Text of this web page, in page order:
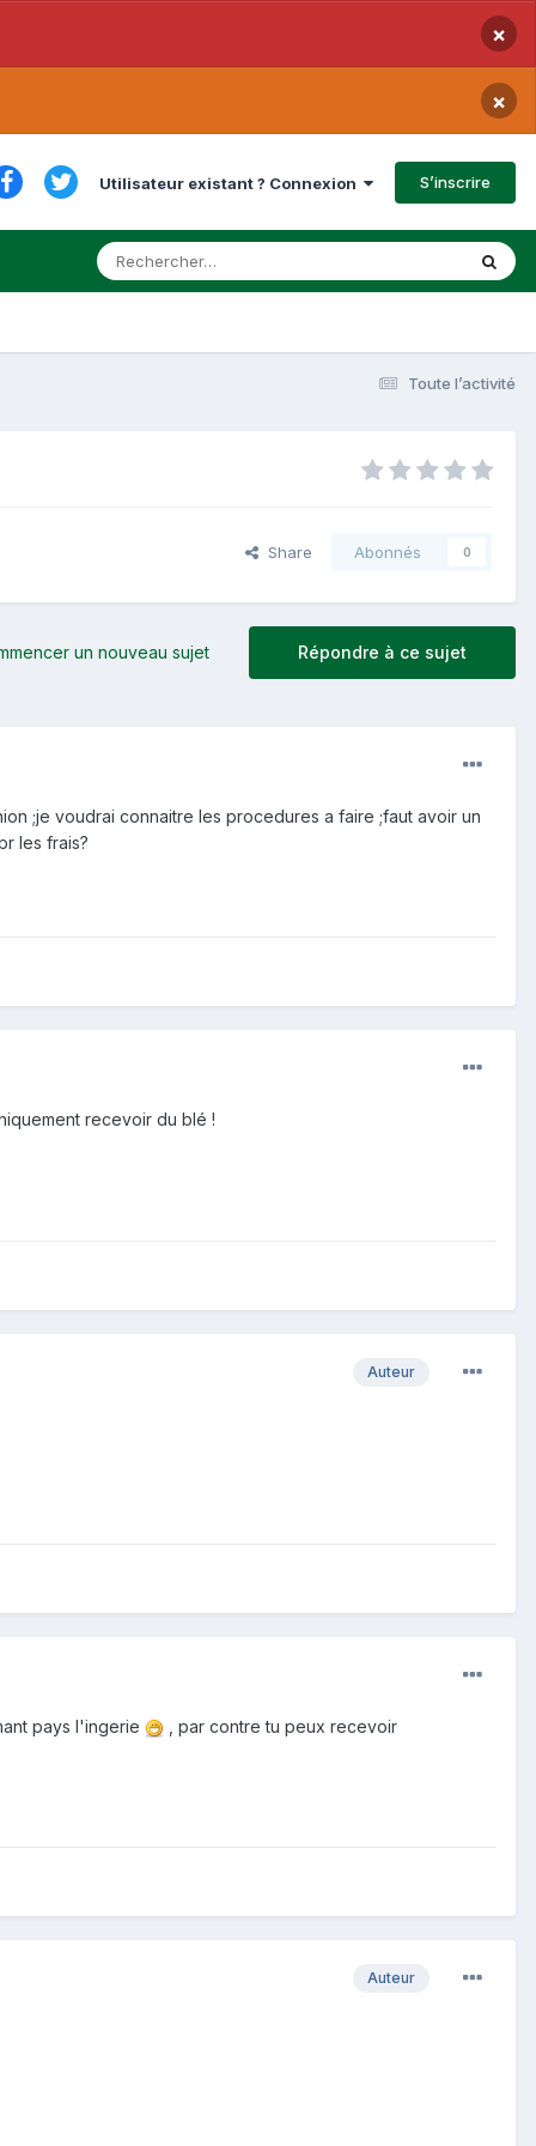
×
×
Utilisateur existant ? Connexion S’inscrire
Toute l’activité
Share Abonnés 0
Répondre à ce sujet
un nouveau sujet
;je voudrai connaitre les procedures a faire ;faut avoir un
les frais?
recevoir du blé !
Auteur
pays l'ingerie , par contre tu peux recevoir
Auteur